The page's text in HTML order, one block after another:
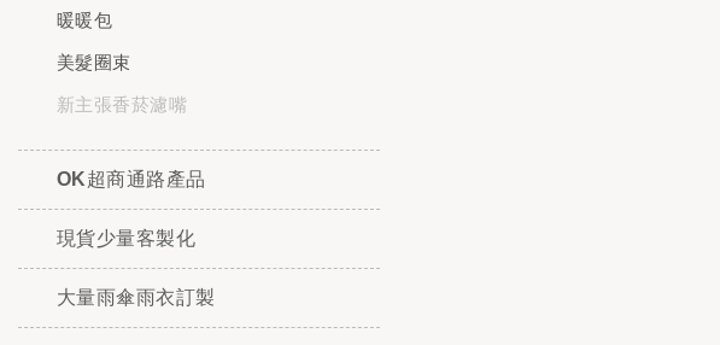
暖暖包
美髮圈束
新主張香菸濾嘴
OK超商通路產品
現貨少量客製化
大量雨傘雨衣訂製